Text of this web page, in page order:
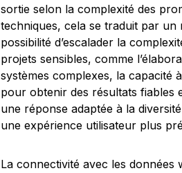
sortie selon la complexité des
techniques, cela se traduit par
possibilité d’escalader la
projets sensibles, comme
systèmes complexes, la capacité
pour obtenir des résultats fiables
une réponse adaptée à la
une expérience utilisateur plus
La connectivité avec les données